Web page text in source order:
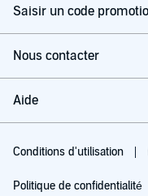
Saisir un code
Nous contacter
Aide
Conditions d'utilisation
Politique de confidentialité